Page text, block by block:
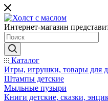
Интернет-магазин
Каталог
Игры, игрушки, товары для
Штампы детские
Мыльные пузыри
Книги детские, сказки,